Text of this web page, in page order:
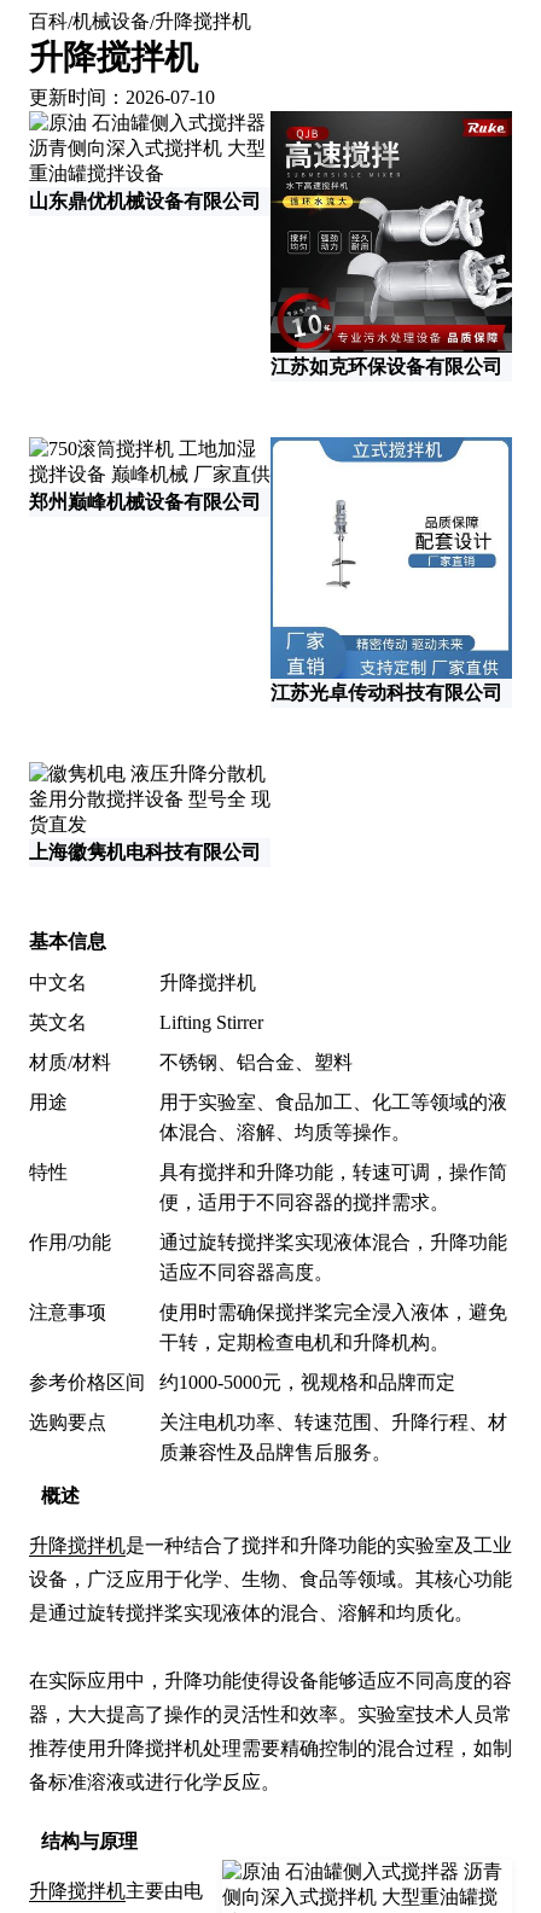
百科/机械设备/升降搅拌机
升降搅拌机
更新时间：2026-07-10
山东鼎优机械设备有限公司
江苏如克环保设备有限公司
郑州巅峰机械设备有限公司
江苏光卓传动科技有限公司
上海徽隽机电科技有限公司
概述
升降搅拌机是一种结合了搅拌和升降功能的实验室及工业
设备，广泛应用于化学、生物、食品等领域。其核心功能
是通过旋转搅拌桨实现液体的混合、溶解和均质化。
在实际应用中，升降功能使得设备能够适应不同高度的容
器，大大提高了操作的灵活性和效率。实验室技术人员常
推荐使用升降搅拌机处理需要精确控制的混合过程，如制
备标准溶液或进行化学反应。
结构与原理
升降搅拌机主要由电
基本信息
中文名
升降搅拌机
英文名
Lifting Stirrer
材质/材料
不锈钢、铝合金、塑料
用途
用于实验室、食品加工、化工等领域的液
体混合、溶解、均质等操作。
特性
具有搅拌和升降功能，转速可调，操作简
便，适用于不同容器的搅拌需求。
作用/功能
通过旋转搅拌桨实现液体混合，升降功能
适应不同容器高度。
注意事项
使用时需确保搅拌桨完全浸入液体，避免
干转，定期检查电机和升降机构。
参考价格区间
约1000-5000元，视规格和品牌而定
选购要点
关注电机功率、转速范围、升降行程、材
质兼容性及品牌售后服务。